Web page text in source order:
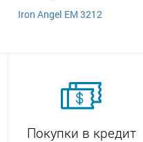
Iron Angel EM 3212
Покупки в кредит